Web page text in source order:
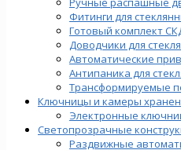
Фитинги для
Готовый комплект
Доводчики для
Автоматические
Антипаника для
Трансформируемые
Ключницы и камеры
Электронные
Светопрозрачные
Раздвижные